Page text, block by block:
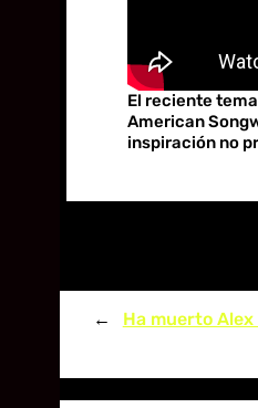
El reciente
American
inspiración no
←
Ha muerto